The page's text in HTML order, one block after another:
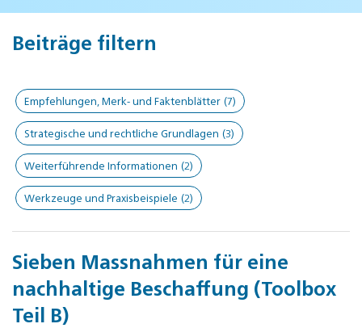
Beiträge filtern
Empfehlungen, Merk- und Faktenblätter (7)
Strategische und rechtliche Grundlagen (3)
Weiterführende Informationen (2)
Werkzeuge und Praxisbeispiele (2)
Sieben Massnahmen für eine
nachhaltige Beschaffung (Toolbox
Teil B)